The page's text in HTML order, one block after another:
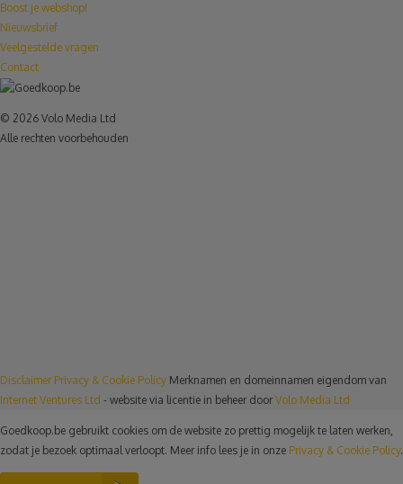
Boost je webshop!
Nieuwsbrief
Veelgestelde vragen
Contact
© 2026 Volo Media Ltd
Alle rechten voorbehouden
Disclaimer Privacy & Cookie Policy Merknamen en domeinnamen eigendom van
Internet Ventures Ltd - website via licentie in beheer door Volo Media Ltd
Goedkoop.be gebruikt cookies om de website zo prettig mogelijk te laten werken,
zodat je bezoek optimaal verloopt. Meer info lees je in onze Privacy & Cookie Policy.